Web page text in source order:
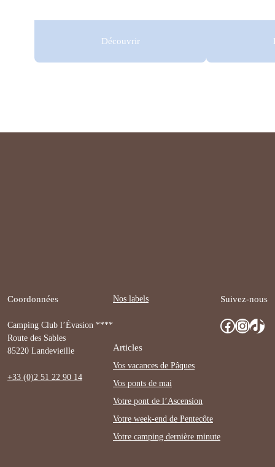
Découvrir
Coordonnées
Camping Club l’Évasion ****
Route des Sables
85220 Landevieille
+33 (0)2 51 22 90 14
Nos labels
Articles
Vos vacances de Pâques
Vos ponts de mai
Votre pont de l’Ascension
Votre week-end de Pentecôte
Votre camping dernière minute
Suivez-nous
Facebook InstagramTikTok